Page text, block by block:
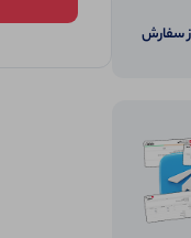
سفارش